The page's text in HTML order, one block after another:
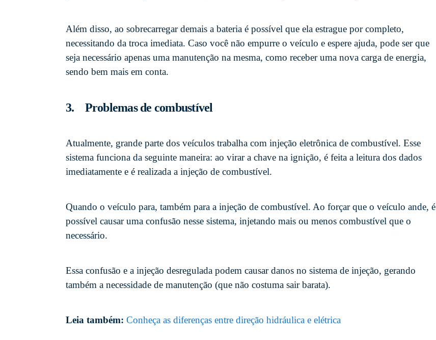
Além disso, ao sobrecarregar demais a bateria é possível que ela estrague por completo,
necessitando da troca imediata. Caso você não empurre o veículo e espere ajuda, pode ser que
seja necessário apenas uma manutenção na mesma, como receber uma nova carga de energia,
sendo bem mais em conta.
3. Problemas de combustível
Atualmente, grande parte dos veículos trabalha com injeção eletrônica de combustível. Esse
sistema funciona da seguinte maneira: ao virar a chave na ignição, é feita a leitura dos dados
imediatamente e é realizada a injeção de combustível.
Quando o veículo para, também para a injeção de combustível. Ao forçar que o veículo ande, é
possível causar uma confusão nesse sistema, injetando mais ou menos combustível que o
necessário.
Essa confusão e a injeção desregulada podem causar danos no sistema de injeção, gerando
também a necessidade de manutenção (que não costuma sair barata).
Leia também: Conheça as diferenças entre direção hidráulica e elétrica